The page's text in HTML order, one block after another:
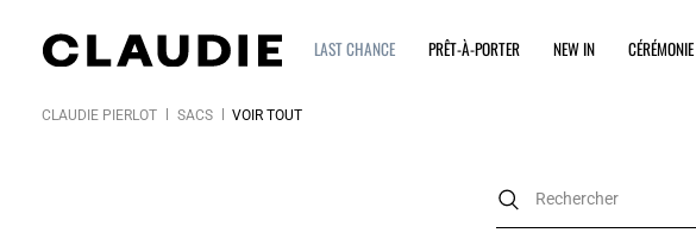
LAST CHANCE PRÊT-À-PORTER NEW IN CÉRÉMONIE
CLAUDIE PIERLOT SACS VOIR TOUT